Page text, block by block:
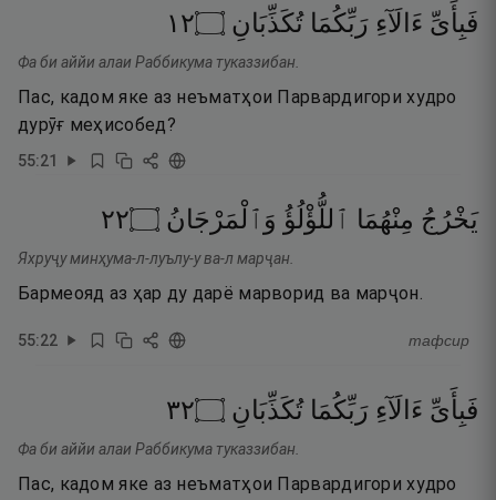
فَبِأَىِّ ءَالَآءِ رَبِّكُمَا تُكَذِّبَانِ ۝٢١
Фа би аййи алаи Раббикума туказзибан.
Пас, кадом яке аз неъматҳои Парвардигори худро
дурӯғ меҳисобед?
55:21
يَخْرُجُ مِنْهُمَا ٱللُّؤْلُؤُ وَٱلْمَرْجَانُ ۝٢٢
Яхруҷу минҳума-л-луълу-у ва-л марҷан.
Бармеояд аз ҳар ду дарё марворид ва марҷон.
55:22 тафсир
فَبِأَىِّ ءَالَآءِ رَبِّكُمَا تُكَذِّبَانِ ۝٢٣
Фа би аййи алаи Раббикума туказзибан.
Пас, кадом яке аз неъматҳои Парвардигори худро